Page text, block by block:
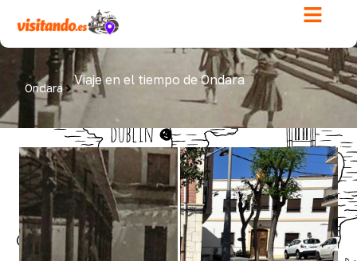
Ondara
Viaje en el tiempo de Ondara